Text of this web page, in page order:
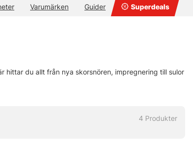
Varumärken Guider Superdeals
hittar du allt från nya skorsnören, impregnering till sulor
4 Produkter